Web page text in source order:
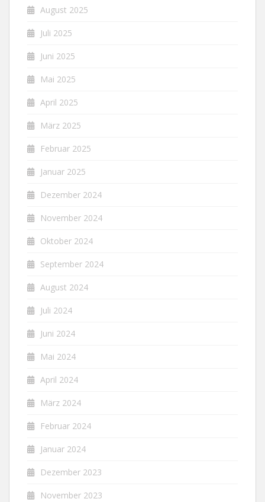
August 2025
Juli 2025
Juni 2025
Mai 2025
April 2025
März 2025
Februar 2025
Januar 2025
Dezember 2024
November 2024
Oktober 2024
September 2024
August 2024
Juli 2024
Juni 2024
Mai 2024
April 2024
März 2024
Februar 2024
Januar 2024
Dezember 2023
November 2023